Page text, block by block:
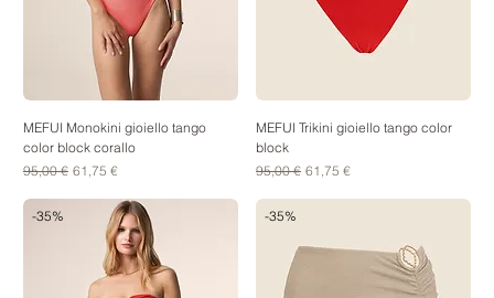
MEFUI Monokini gioiello tango
color block corallo
Prezzo regolare
95,00 € Prezzo scontato
61,75 €
MEFUI Trikini gioiello tango color
block
Prezzo regolare
95,00 € Prezzo scontato
61,75 €
-35% -35%